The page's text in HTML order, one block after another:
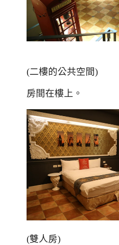
(二樓的公共空間)
房間在樓上。
(雙人房)